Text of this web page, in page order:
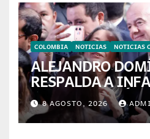
COLOMBIA NOTICIAS NOTICIAS
ALEJANDRO
RESPALDA A
CALI: «ES EL
FÚTBOL»
8 AGOSTO, 2026